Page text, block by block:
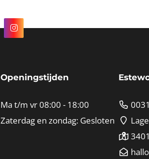
Openingstijden
Ma t/m vr 08:00 - 18:00
Zaterdag en zondag: Gesloten